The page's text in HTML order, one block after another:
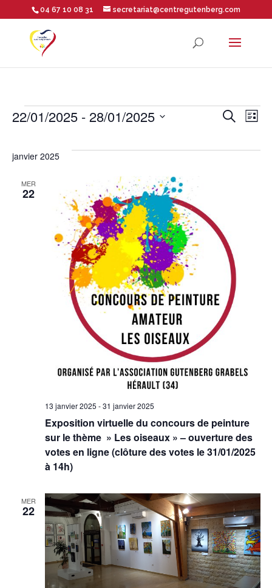
Ouvrir la barre d’outils
04 67 10 08 31 secretariat@centregutenberg.com
Évènements
et
de
vues
Recherche
de
Liste
22/01/2025 - 28/01/2025
janvier 2025
MER
22
Exposition virtuelle du concours de peinture
sur le thème » Les oiseaux » – ouverture des
votes en ligne (clôture des votes le 31/01/2025
à 14h)
13 janvier 2025 -31 janvier 2025
MER
22